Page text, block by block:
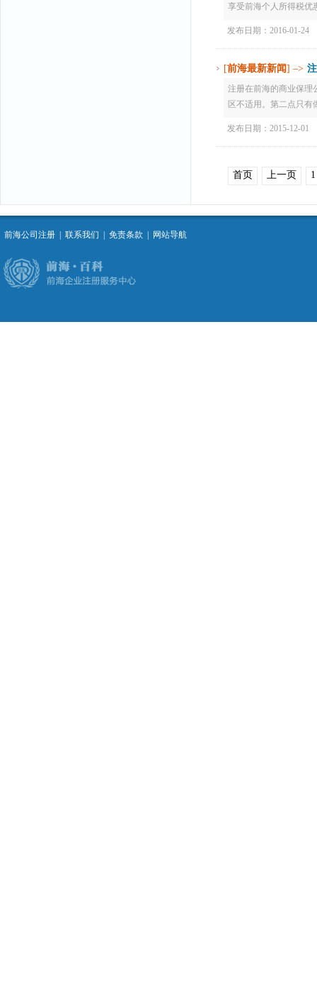
享受前海个人所得税优
发布日期：2016-01-24
[前海最新新闻] –>
注册在前海的商业保理
区不适用。第二点只有
发布日期：2015-12-01
首页 上一页 1
前海公司注册 | 联系我们 | 免责条款 | 网站导航